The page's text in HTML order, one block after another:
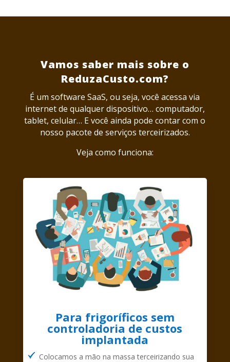
Vamos saber mais sobre o
ReduzaCusto.com?
​É umsoftware SaaS, ou seja, você acessa via
internet de qualquer dispositivo… computador,
tablet, celular… E você ainda pode contar com o
nosso pacote de serviços terceirizados.
Veja como funciona:
Para frigoríficos sem
controladoria de custos
implantada
Colocamos a mão na massa terceirizando sua